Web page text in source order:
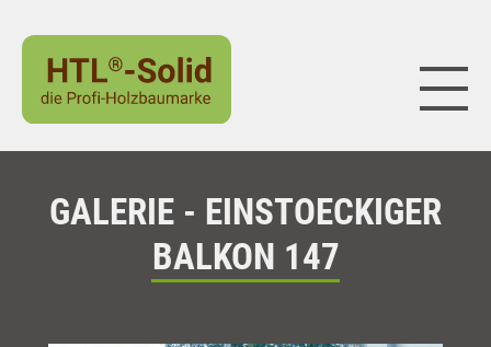
GALERIE - EINSTOECKIGER
BALKON 147